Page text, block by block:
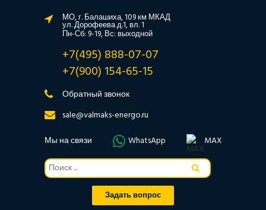
МО, г. Балашиха, 109 км МКАД
ул. Дорофеева д.1, вл. 1
Пн-Сб: 9-19, Вс: выходной
+7(495) 888-07-07
+7(900) 154-65-15
Обратный звонок
sale@valmaks-energo.ru
Мы на связи
WhatsApp MAX
Задать вопрос